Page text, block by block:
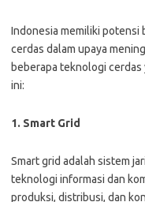
Indonesia memiliki potensi
cerdas dalam upaya
beberapa teknologi
ini:
1. Smart Grid
Smart grid adalah sistem
teknologi informasi dan
produksi, distribusi, dan